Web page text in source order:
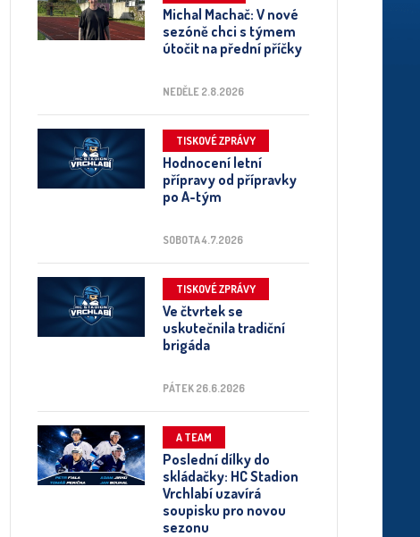
Michal Machač: V nové
sezóně chci s týmem
útočit na přední příčky
NEDĚLE 2.8.2026
TISKOVÉ ZPRÁVY
Hodnocení letní
přípravy od přípravky
po A-tým
SOBOTA 4.7.2026
TISKOVÉ ZPRÁVY
Ve čtvrtek se
uskutečnila tradiční
brigáda
PÁTEK 26.6.2026
A TEAM
Poslední dílky do
skládačky: HC Stadion
Vrchlabí uzavírá
soupisku pro novou
sezonu